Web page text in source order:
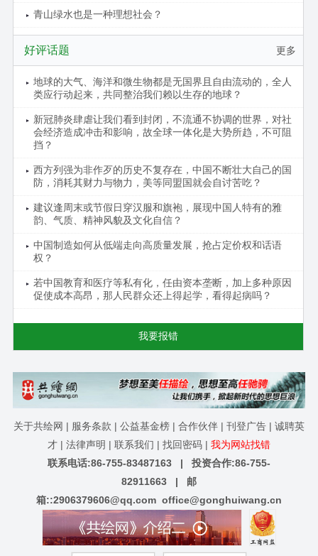
青山绿水也是一种理想社会？
更多
好评话题
地球的大气、海洋和微生物都是无国界且自由流动的，全人
类应行动起来，共同整治我们赖以生存的地球？
新冠肺炎肆虐让我们看到封闭，不流通不协调的世界，对社
会经济造成冲击和影响，故全球一体化是大势所趋，不可阻
挡？
西方列强为非作歹的历史不复存在，中国不断壮大自己的国
防，消耗其财力与物力，美等同盟国就会自讨苦吃？
建议逢周末或节假日穿汉服和旗袍，展现中国人特有的雅
韵、气质、精神风貌及文化自信？
中国制造如何从低端走向高质量发展，抢占定价权和话语
权？
若中国教育和医疗等私有化，任由资本垄断，加上多种原因
促使成本高昂，那人民群众还上得起学，看得起病吗？
我要报错
关于共绘网 | 服务条款 | 公益基金榜 | 合作伙伴 | 刊登广告 | 诚聘英
才 | 法律声明 | 联系我们 | 找回密码 | 我为网站找错
联系电话:86-755-83487163 | 投资合作:86-755-
82911663 | 邮
箱::2906379606@qq.com office@gonghuiwang.cn